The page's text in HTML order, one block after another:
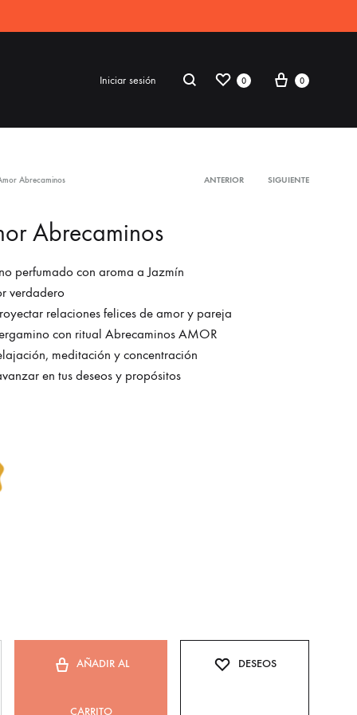
Iniciar sesión 0 0
Abrecaminos ANTERIOR SIGUIENTE
Abrecaminos
perfumado con aroma a Jazmín
verdadero
relaciones felices de amor y pareja
con ritual Abrecaminos AMOR
meditación y concentración
en tus deseos y propósitos
AÑADIR AL
CARRITO
DESEOS